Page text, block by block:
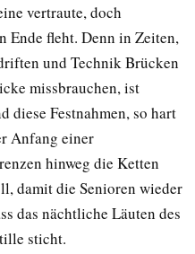
vertraute, doch
Ende fleht. Denn in Zeiten,
und Technik Brücken
missbrauchen, ist
diese Festnahmen, so hart
Anfang einer
hinweg die Ketten
damit die Senioren wieder
das nächtliche Läuten des
sticht.